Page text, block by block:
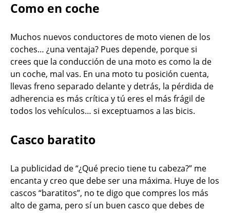
Como en coche
Muchos nuevos conductores de moto vienen de los
coches… ¿una ventaja? Pues depende, porque si
crees que la conducción de una moto es como la de
un coche, mal vas. En una moto tu posición cuenta,
llevas freno separado delante y detrás, la pérdida de
adherencia es más crítica y tú eres el más frágil de
todos los vehículos… si exceptuamos a las bicis.
Casco baratito
La publicidad de “¿Qué precio tiene tu cabeza?” me
encanta y creo que debe ser una máxima. Huye de los
cascos “baratitos”, no te digo que compres los más
alto de gama, pero sí un buen casco que debes de